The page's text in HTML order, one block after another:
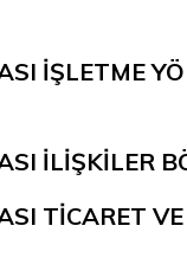
İŞLETME
İLİŞKİLER
TİCARET